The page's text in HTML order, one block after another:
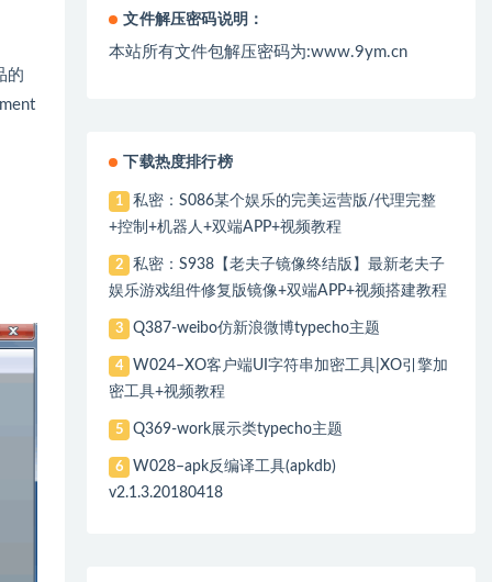
的
文件解压密码说明：
本站所有文件包解压密码为:www.9ym.cn
下载热度排行榜
1
私密：S086某个娱乐的完美运营版/代理完整
+控制+机器人+双端APP+视频教程
2
私密：S938【老夫子镜像终结版】最新老夫子
娱乐游戏组件修复版镜像+双端APP+视频搭建教程
3 Q387-weibo仿新浪微博typecho主题
4
W024–XO客户端UI字符串加密工具|XO引擎加
密工具+视频教程
5 Q369-work展示类typecho主题
6
W028–apk反编译工具(apkdb)
v2.1.3.20180418